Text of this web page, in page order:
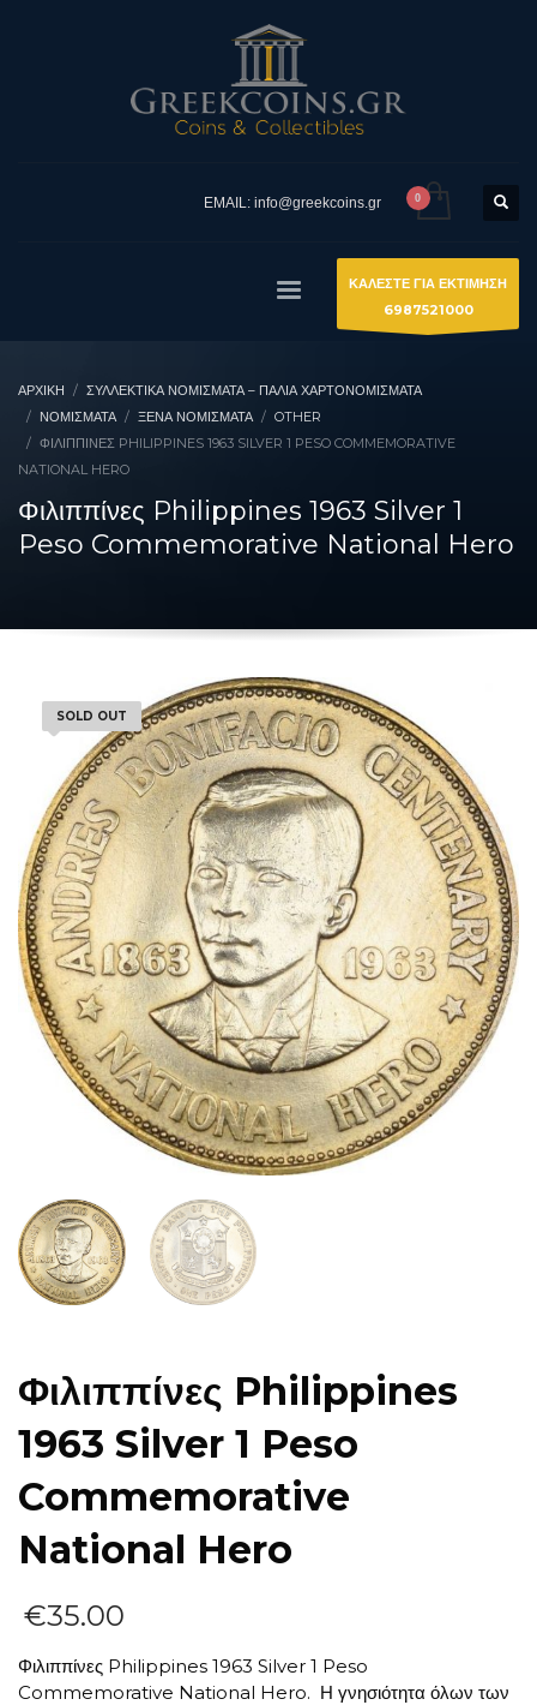
EMAIL: info@greekcoins.gr
ΚΑΛΕΣΤΕ ΓΙΑ ΕΚΤΙΜΗΣΗ
6987521000
ΑΡΧΙΚΉ
ΣΥΛΛΕΚΤΙΚΆ ΝΟΜΊΣΜΑΤΑ – ΠΑΛΙΆ ΧΑΡΤΟΝΟΜΊΣΜΑΤΑ
ΝΟΜΙΣΜΑΤΑ
ΞΈΝΑ ΝΟΜΊΣΜΑΤΑ
OTHER
ΦΙΛΙΠΠΊΝΕΣ PHILIPPINES 1963 SILVER 1 PESO COMMEMORATIVE
NATIONAL HERO
Φιλιππίνες Philippines 1963 Silver 1
Peso Commemorative National Hero
SOLD OUT
Φιλιππίνες Philippines
1963 Silver 1 Peso
Commemorative
National Hero
€35.00
Φιλιππίνες Philippines 1963 Silver 1 Peso
Commemorative National Hero. Η γνησιότητα όλων των